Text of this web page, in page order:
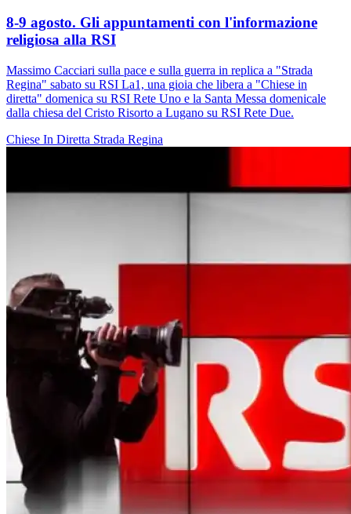
8-9 agosto. Gli appuntamenti con l'informazione
religiosa alla RSI
Massimo Cacciari sulla pace e sulla guerra in replica a "Strada
Regina" sabato su RSI La1, una gioia che libera a "Chiese in
diretta" domenica su RSI Rete Uno e la Santa Messa domenicale
dalla chiesa del Cristo Risorto a Lugano su RSI Rete Due.
Chiese In Diretta Strada Regina